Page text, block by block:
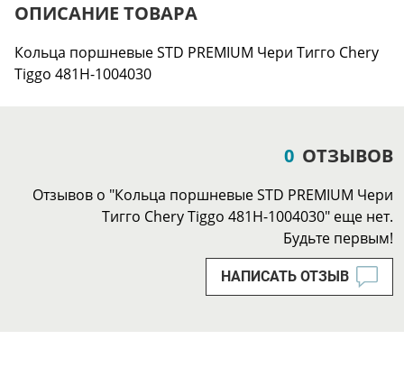
ОПИСАНИЕ ТОВАРА
Кольца поршневые STD PREMIUM Чери Тигго Chery
Tiggo 481H-1004030
0 ОТЗЫВОВ
Отзывов о "Кольца поршневые STD PREMIUM Чери
Тигго Chery Tiggo 481H-1004030" еще нет.
Будьте первым!
НАПИСАТЬ ОТЗЫВ